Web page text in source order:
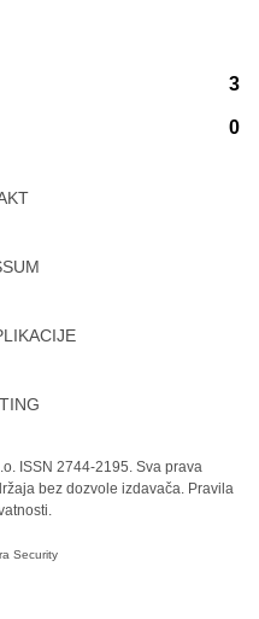
3
0
ISSN 2744-2195. Sva prava
bez dozvole izdavača. Pravila
Security